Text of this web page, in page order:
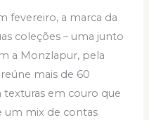
fevereiro, a marca da
coleções – uma junto
a Monzlapur, pela
mais de 60
texturas em couro que
um mix de contas